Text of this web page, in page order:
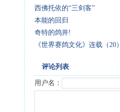
西佛托依的“三剑客”
本能的回归
奇特的鸽井!
《世界赛鸽文化》连载（20）
评论列表
用户名：